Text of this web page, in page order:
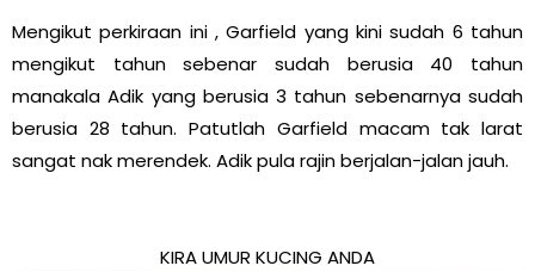
Mengikut perkiraan ini , Garfield yang kini sudah 6 tahun
mengikut tahun sebenar sudah berusia 40 tahun
manakala Adik yang berusia 3 tahun sebenarnya sudah
berusia 28 tahun. Patutlah Garfield macam tak larat
sangat nak merendek. Adik pula rajin berjalan-jalan jauh.
KIRA UMUR KUCING ANDA